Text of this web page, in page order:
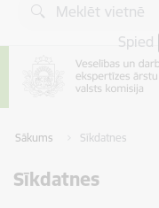
Pāriet uz lapas saturu
Spied
Sākums Sīkdatnes
Sīkdatnes